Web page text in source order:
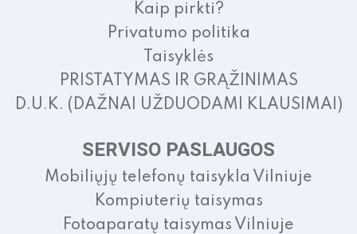
Kaip pirkti?
Privatumo politika
Taisyklės
PRISTATYMAS IR GRĄŽINIMAS
D.U.K. (DAŽNAI UŽDUODAMI KLAUSIMAI)
SERVISO PASLAUGOS
Mobiliųjų telefonų taisykla Vilniuje
Kompiuterių taisymas
Fotoaparatų taisymas Vilniuje